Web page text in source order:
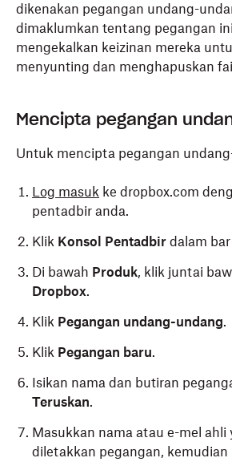
dikenakan pegangan undang-
dimaklumkan tentang pegangan
mengekalkan keizinan mereka
menyunting dan menghapuskan
Mencipta pegangan
Untuk mencipta pegangan
Log masuk ke dropbox.com
pentadbir anda.
Klik Konsol Pentadbir dalam
Di bawah Produk, klik juntai
Dropbox.
Klik Pegangan undang-undang.
Klik Pegangan baru.
Isikan nama dan butiran
Teruskan.
Masukkan nama atau e-mel ahli
diletakkan pegangan, kemudian